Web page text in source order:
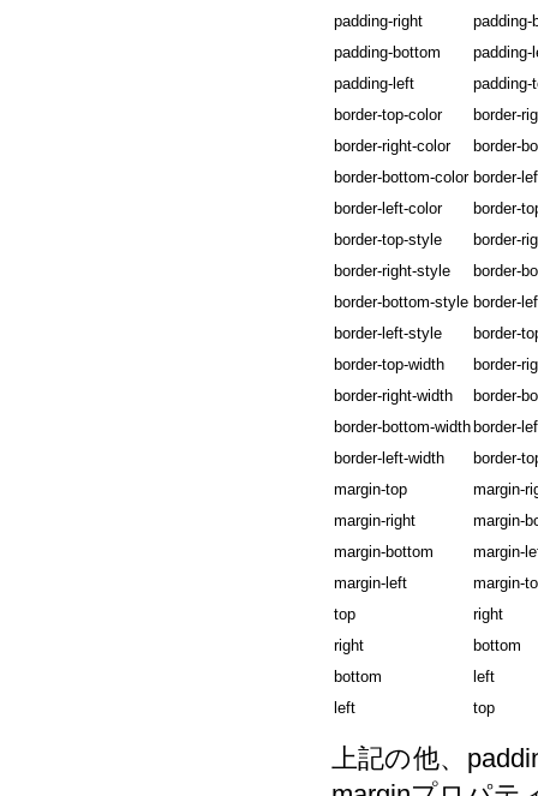
padding-right
padding-
padding-bottom
padding-
padding-left
padding-
border-top-color
border-
border-right-color
border-
border-bottom-color border-
border-left-color
border-
border-top-style
border-
border-right-style
border-
border-bottom-style border-
border-left-style
border-
border-top-width
border-
border-right-width
border-
border-bottom-widthborder-
border-left-width
border-
margin-top
margin-
margin-right
margin-
margin-bottom
margin-
margin-left
margin-
top
right
right
bottom
bottom
left
left
top
上記の他、